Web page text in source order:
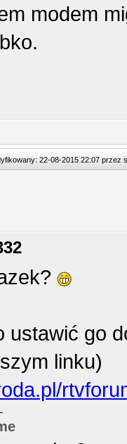
modem
22-08-2015 22:07 przez
ustawić go
linku)